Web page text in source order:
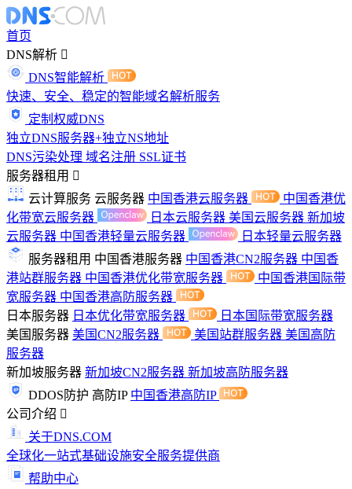
首页
DNS解析
DNS智能解析
快速、安全、稳定的智能域名解析服务
定制权威DNS
独立DNS服务器+独立NS地址
DNS污染处理 域名注册 SSL证书
服务器租用
云计算服务 云服务器 中国香港云服务器
中国香港优
化带宽云服务器
日本云服务器 美国云服务器 新加坡
云服务器 中国香港轻量云服务器
日本轻量云服务器
服务器租用 中国香港服务器 中国香港CN2服务器 中国香
港站群服务器 中国香港优化带宽服务器
中国香港国际带
宽服务器 中国香港高防服务器
日本服务器 日本优化带宽服务器
日本国际带宽服务器
美国服务器 美国CN2服务器 美国站群服务器 美国高防
服务器
新加坡服务器 新加坡CN2服务器 新加坡高防服务器
DDOS防护 高防IP 中国香港高防IP
公司介绍
关于DNS.COM
全球化一站式基础设施安全服务提供商
帮助中心